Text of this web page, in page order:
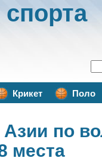
Крикет Поло
по
места